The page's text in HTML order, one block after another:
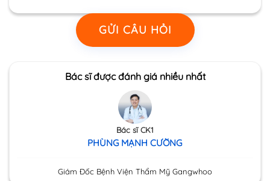
GỬI CÂU HỎI
Bác sĩ được đánh giá nhiều nhất
Bác sĩ CK1
PHÙNG MẠNH CƯỜNG
Giám Đốc Bệnh Viện Thẩm Mỹ Gangwhoo